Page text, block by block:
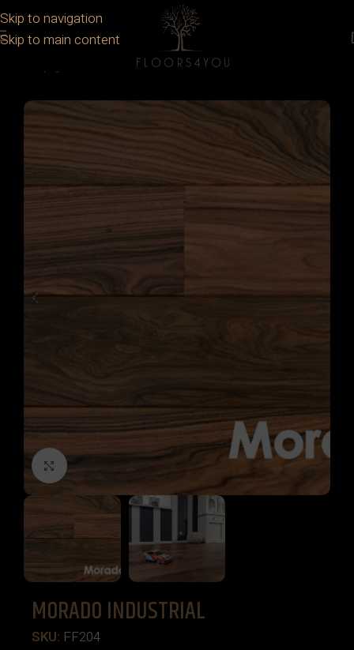
Skip to navigation
Skip to main content
Parchet Industrial
Click to enlarge
MORADO INDUSTRIAL
SKU: FF204